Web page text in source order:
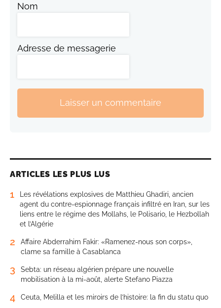
Nom
Adresse de messagerie
Laisser un commentaire
ARTICLES LES PLUS LUS
1
Les révélations explosives de Matthieu Ghadiri, ancien
agent du contre-espionnage français infiltré en Iran, sur les
liens entre le régime des Mollahs, le Polisario, le Hezbollah
et l’Algérie
2
Affaire Abderrahim Fakir: «Ramenez-nous son corps»,
clame sa famille à Casablanca
3
Sebta: un réseau algérien prépare une nouvelle
mobilisation à la mi-août, alerte Stefano Piazza
4 Ceuta, Melilla et les miroirs de l’histoire: la fin du statu quo